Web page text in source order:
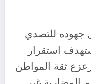
جهوده للتصدي
استقرار
ثقة المواطن